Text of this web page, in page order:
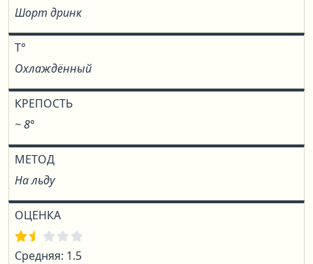
Шорт дринк
T°
Охлаждённый
КРЕПОСТЬ
~ 8°
МЕТОД
На льду
ОЦЕНКА
Средняя: 1.5